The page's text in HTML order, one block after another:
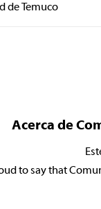
de Temuco
Acerca de
to say that